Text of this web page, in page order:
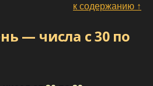
к содержанию ↑
— числа с 30 по